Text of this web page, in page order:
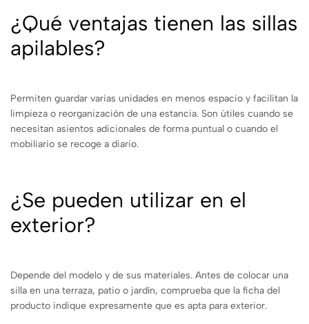
¿Qué ventajas tienen las sillas
apilables?
Permiten guardar varias unidades en menos espacio y facilitan la
limpieza o reorganización de una estancia. Son útiles cuando se
necesitan asientos adicionales de forma puntual o cuando el
mobiliario se recoge a diario.
¿Se pueden utilizar en el
exterior?
Depende del modelo y de sus materiales. Antes de colocar una
silla en una terraza, patio o jardín, comprueba que la ficha del
producto indique expresamente que es apta para exterior.